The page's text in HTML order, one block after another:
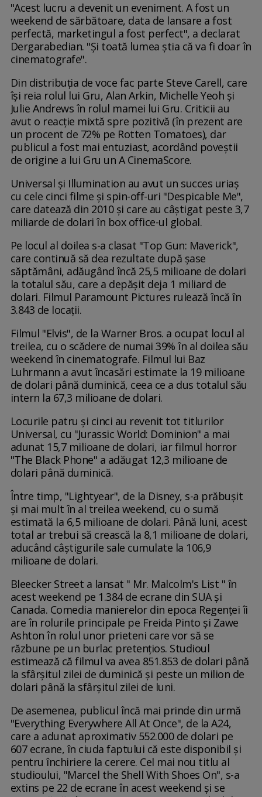
"Acest lucru a devenit un eveniment. A fost un
weekend de sărbătoare, data de lansare a fost
perfectă, marketingul a fost perfect", a declarat
Dergarabedian. "Și toată lumea știa că va fi doar în
cinematografe".
Din distribuția de voce fac parte Steve Carell, care
își reia rolul lui Gru, Alan Arkin, Michelle Yeoh și
Julie Andrews în rolul mamei lui Gru. Criticii au
avut o reacție mixtă spre pozitivă (în prezent are
un procent de 72% pe Rotten Tomatoes), dar
publicul a fost mai entuziast, acordând poveștii
de origine a lui Gru un A CinemaScore.
Universal și Illumination au avut un succes uriaș
cu cele cinci filme și spin-off-uri "Despicable Me",
care datează din 2010 și care au câștigat peste 3,7
miliarde de dolari în box office-ul global.
Pe locul al doilea s-a clasat "Top Gun: Maverick",
care continuă să dea rezultate după șase
săptămâni, adăugând încă 25,5 milioane de dolari
la totalul său, care a depășit deja 1 miliard de
dolari. Filmul Paramount Pictures rulează încă în
3.843 de locații.
Filmul "Elvis", de la Warner Bros. a ocupat locul al
treilea, cu o scădere de numai 39% în al doilea său
weekend în cinematografe. Filmul lui Baz
Luhrmann a avut încasări estimate la 19 milioane
de dolari până duminică, ceea ce a dus totalul său
intern la 67,3 milioane de dolari.
Locurile patru și cinci au revenit tot titlurilor
Universal, cu "Jurassic World: Dominion" a mai
adunat 15,7 milioane de dolari, iar filmul horror
"The Black Phone" a adăugat 12,3 milioane de
dolari până duminică.
Între timp, "Lightyear", de la Disney, s-a prăbușit
și mai mult în al treilea weekend, cu o sumă
estimată la 6,5 milioane de dolari. Până luni, acest
total ar trebui să crească la 8,1 milioane de dolari,
aducând câștigurile sale cumulate la 106,9
milioane de dolari.
Bleecker Street a lansat " Mr. Malcolm's List " în
acest weekend pe 1.384 de ecrane din SUA și
Canada. Comedia manierelor din epoca Regenței îi
are în rolurile principale pe Freida Pinto și Zawe
Ashton în rolul unor prieteni care vor să se
răzbune pe un burlac pretențios. Studioul
estimează că filmul va avea 851.853 de dolari până
la sfârșitul zilei de duminică și peste un milion de
dolari până la sfârșitul zilei de luni.
De asemenea, publicul încă mai prinde din urmă
"Everything Everywhere All At Once", de la A24,
care a adunat aproximativ 552.000 de dolari pe
607 ecrane, în ciuda faptului că este disponibil și
pentru închiriere la cerere. Cel mai nou titlu al
studioului, "Marcel the Shell With Shoes On", s-a
extins pe 22 de ecrane în acest weekend și se